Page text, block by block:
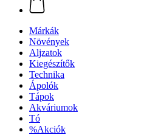
Márkák
Növények
Aljzatok
Kiegészítők
Technika
Ápolók
Tápok
Akváriumok
Tó
%Akciók